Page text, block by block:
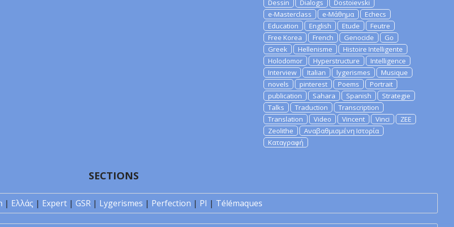
Dessin
Dialogs
Dostoievski
e-Masterclass
e-Μάθημα
Echecs
Education
English Etude
Feutre
Free Korea
French Genocide
Go
Greek
Hellenisme
Histoire Intelligente
Holodomor
Hyperstructure
Intelligence
Interview
Italian lygerismes
Musique
novels
pinterest Poems
Portrait
publication
Sahara Spanish
Strategie
Talks
Traduction
Transcription
Translation
Video Vincent Vinci
ZEE
Zeolithe
Αναβαθμισμένη Ιστορία
Καταγραφή
SECTIONS
| Ελλάς | Expert | GSR | Lygerismes | Perfection | PI | Télémaques